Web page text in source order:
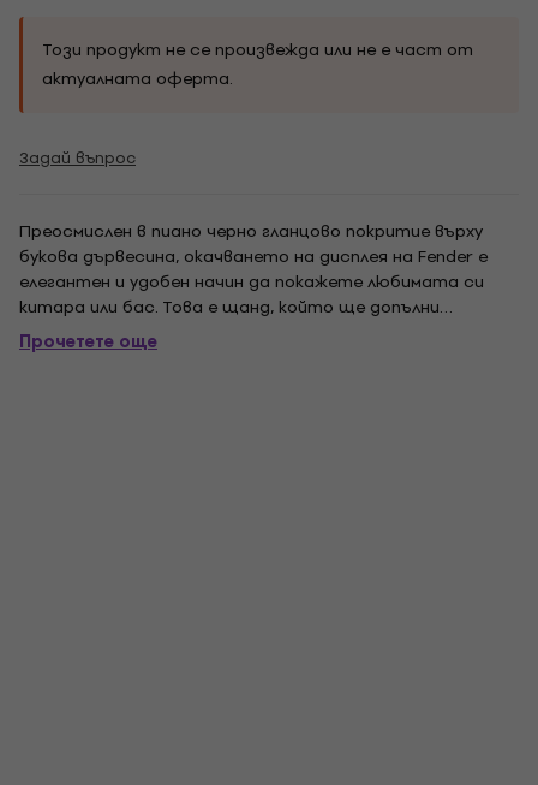
Този продукт не се произвежда или не е част от
актуалната оферта.
Задай въпрос
Преосмислен в пиано черно гланцово покритие върху
букова дървесина, окачването на дисплея на Fender е
елегантен и удобен начин да покажете любимата си
китара или бас. Това е щанд, който ще допълни
интериора на стаята, като същевременно поддържа
инструмента ви лесно и е готов да играе. Защитеният
Прочетете още